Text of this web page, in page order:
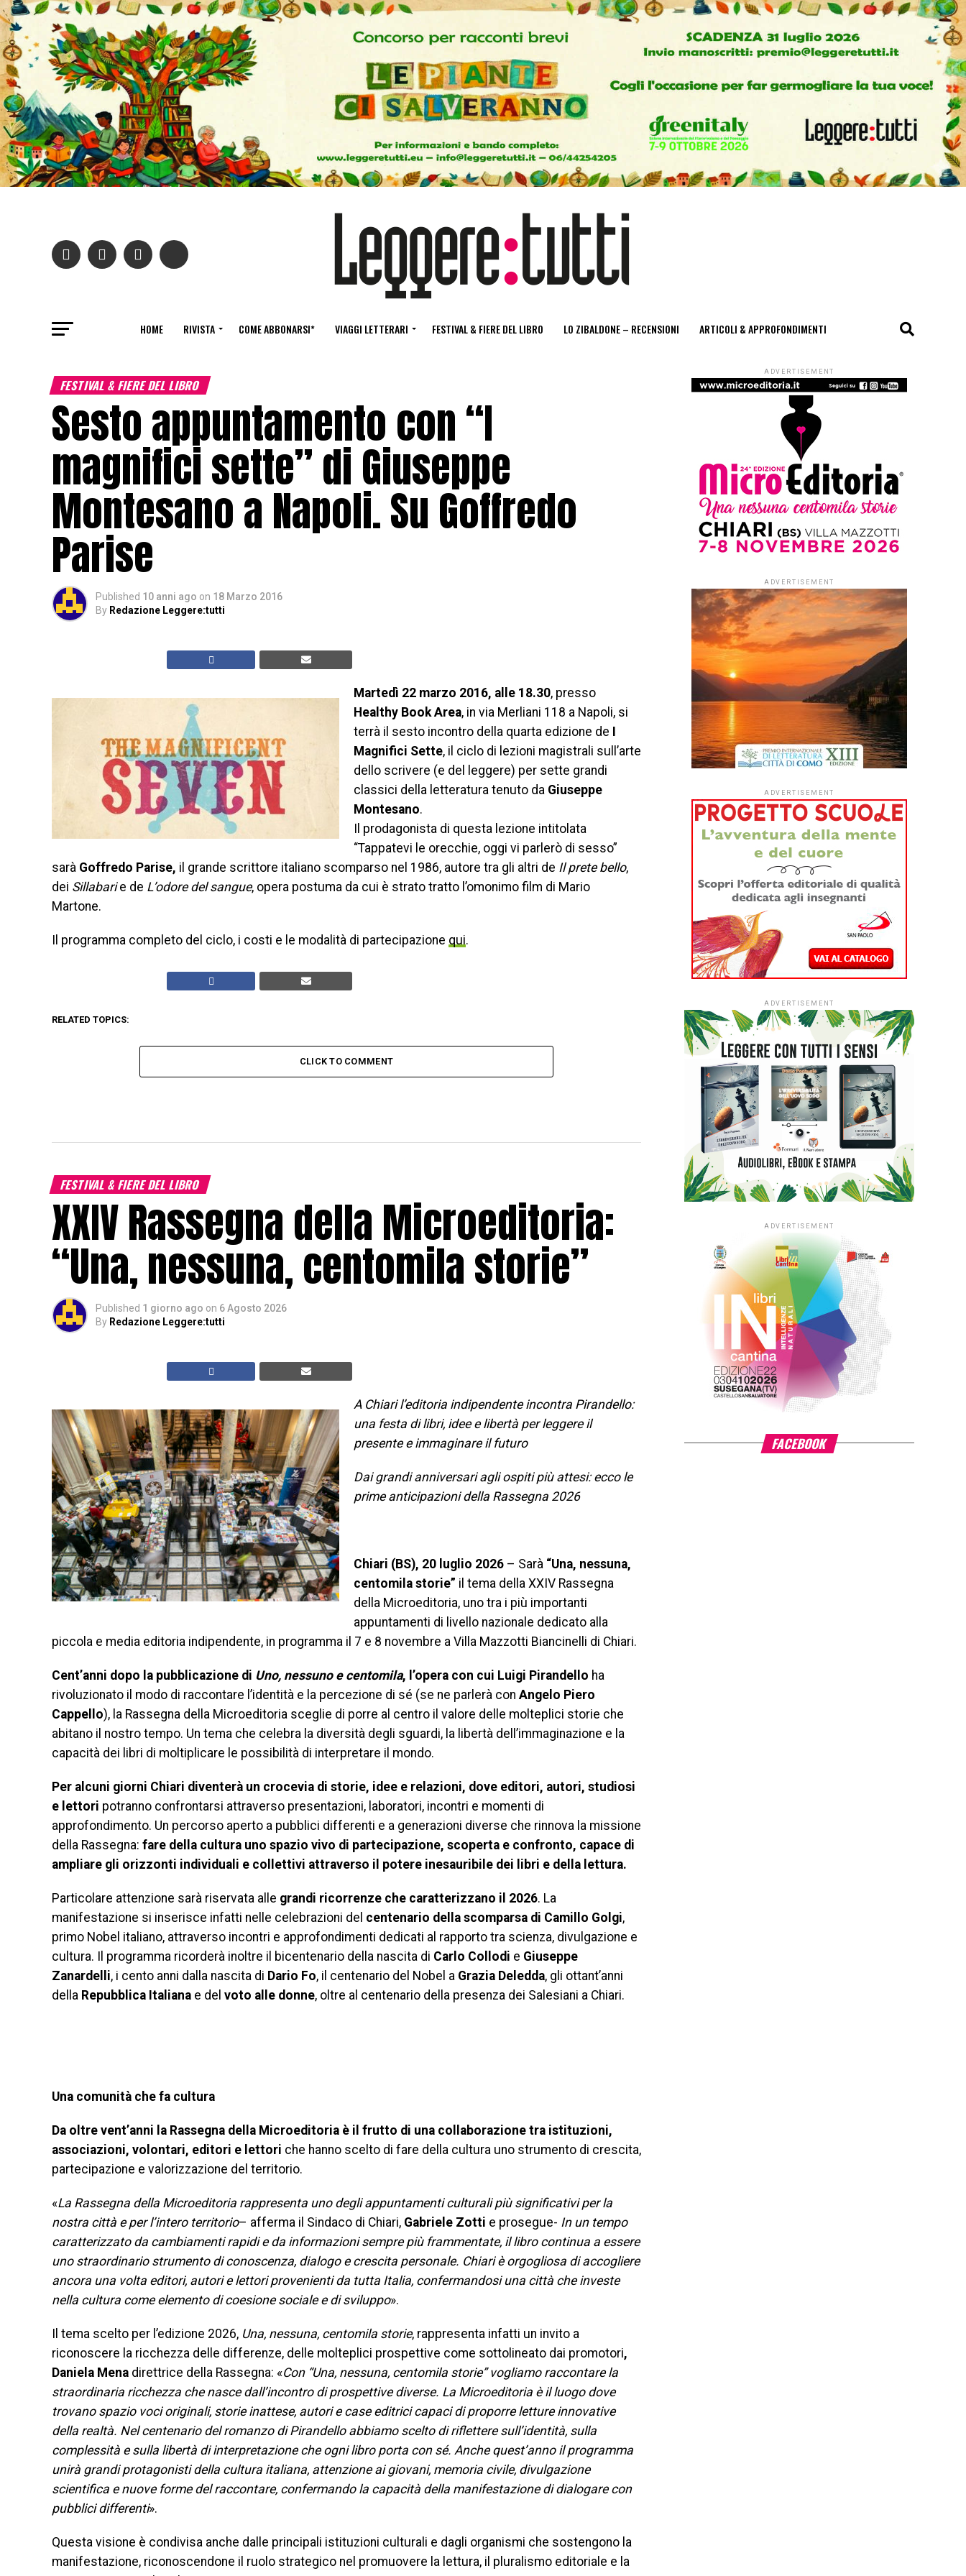
HOME RIVISTA COME ABBONARSI* VIAGGI LETTERARI FESTIVAL & FIERE DEL LIBRO LO ZIBALDONE – RECENSIONI ARTICOLI & APPROFONDIMENTI
FESTIVAL & FIERE DEL LIBRO
Sesto appuntamento con “I
magnifici sette” di Giuseppe
Montesano a Napoli. Su Goffredo
Parise
Published 10 anni ago on 18 Marzo 2016
By Redazione Leggere:tutti
Martedì 22 marzo 2016, alle 18.30, presso
Healthy Book Area, in via Merliani 118 a Napoli, si
terrà il sesto incontro della quarta edizione de
Magnifici Sette, il ciclo di lezioni magistrali sull’arte
dello scrivere (e del leggere) per sette grandi
classici della letteratura tenuto da Giuseppe
Montesano.
Il prodagonista di questa lezione intitolata
“Tappatevi le orecchie, oggi vi parlerò di sesso”
sarà Goffredo Parise, il grande scrittore italiano scomparso nel 1986, autore tra gli altri de Il prete bello,
dei Sillabarie de L’odore del sangue, opera postuma da cui è strato tratto l’omonimo film di Mario
Martone.
Il programma completo del ciclo, i costi e le modalità di partecipazione qui.
RELATED TOPICS:
CLICK TO COMMENT
FESTIVAL & FIERE DEL LIBRO
XXIV Rassegna della Microeditoria:
“Una, nessuna, centomila storie”
Published 1 giorno ago on 6 Agosto 2026
By Redazione Leggere:tutti
A Chiari l’editoria indipendente incontra Pirandello:
una festa di libri, idee e libertà per leggere il
presente e immaginare il futuro
Dai grandi anniversari agli ospiti più attesi: ecco le
prime anticipazioni della Rassegna 2026
Chiari (BS), 20 luglio 2026 – Sarà “Una, nessuna,
centomila storie” il tema della XXIV Rassegna
della Microeditoria, uno tra i più importanti
appuntamenti di livello nazionale dedicato alla
piccola e media editoria indipendente, in programma il 7 e 8 novembre a Villa Mazzotti Biancinelli di Chiari.
Cent’anni dopo la pubblicazione di Uno, nessuno e centomila, l’opera con cui Luigi Pirandello ha
rivoluzionato il modo di raccontare l’identità e la percezione di sé (se ne parlerà con Angelo Piero
Cappello), la Rassegna della Microeditoria sceglie di porre al centro il valore delle molteplici storie che
abitano il nostro tempo. Un tema che celebra la diversità degli sguardi, la libertà dell’immaginazione e la
capacità dei libri di moltiplicare le possibilità di interpretare il mondo.
Per alcuni giorni Chiari diventerà un crocevia di storie, idee e relazioni, dove editori, autori, studiosi
e lettori potranno confrontarsi attraverso presentazioni, laboratori, incontri e momenti di
approfondimento. Un percorso aperto a pubblici differenti e a generazioni diverse che rinnova la missione
della Rassegna: fare della cultura uno spazio vivo di partecipazione, scoperta e confronto, capace di
ampliare gli orizzonti individuali e collettivi attraverso il potere inesauribile dei libri e della lettura.
Particolare attenzione sarà riservata alle grandi ricorrenze che caratterizzano il 2026. La
manifestazione si inserisce infatti nelle celebrazioni del centenario della scomparsa di Camillo Golgi,
primo Nobel italiano, attraverso incontri e approfondimenti dedicati al rapporto tra scienza, divulgazione e
cultura. Il programma ricorderà inoltre il bicentenario della nascita di Carlo Collodi e Giuseppe
Zanardelli, i cento anni dalla nascita di Dario Fo, il centenario del Nobel a Grazia Deledda, gli ottant’anni
della Repubblica Italiana e del voto alle donne, oltre al centenario della presenza dei Salesiani a Chiari.
Una comunità che fa cultura
Da oltre vent’anni la Rassegna della Microeditoria è il frutto di una collaborazione tra istituzioni,
associazioni, volontari, editori e lettori che hanno scelto di fare della cultura uno strumento di crescita,
partecipazione e valorizzazione del territorio.
«La Rassegna della Microeditoria rappresenta uno degli appuntamenti culturali più significativi per la
nostra città e per l’intero territorio– afferma il Sindaco di Chiari, Gabriele Zotti e prosegue- In un tempo
caratterizzato da cambiamenti rapidi e da informazioni sempre più frammentate, il libro continua a essere
uno straordinario strumento di conoscenza, dialogo e crescita personale. Chiari è orgogliosa di accogliere
ancora una volta editori, autori e lettori provenienti da tutta Italia, confermandosi una città che investe
nella cultura come elemento di coesione sociale e di sviluppo».
Il tema scelto per l’edizione 2026, Una, nessuna, centomila storie, rappresenta infatti un invito a
riconoscere la ricchezza delle differenze, delle molteplici prospettive come sottolineato dai promotori,
Daniela Mena direttrice della Rassegna: «Con “Una, nessuna, centomila storie” vogliamo raccontare la
straordinaria ricchezza che nasce dall’incontro di prospettive diverse. La Microeditoria è il luogo dove
trovano spazio voci originali, storie inattese, autori e case editrici capaci di proporre letture innovative
della realtà. Nel centenario del romanzo di Pirandello abbiamo scelto di riflettere sull’identità, sulla
complessità e sulla libertà di interpretazione che ogni libro porta con sé. Anche quest’anno il programma
unirà grandi protagonisti della cultura italiana, attenzione ai giovani, memoria civile, divulgazione
scientifica e nuove forme del raccontare, confermando la capacità della manifestazione di dialogare con
pubblici differenti».
Questa visione è condivisa anche dalle principali istituzioni culturali e dagli organismi che sostengono la
manifestazione, riconoscendone il ruolo strategico nel promuovere la lettura, il pluralismo editoriale e la
ADVERTISEMENT
ADVERTISEMENT
ADVERTISEMENT
ADVERTISEMENT
ADVERTISEMENT
FACEBOOK